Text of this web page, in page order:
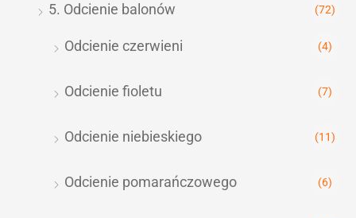
5. Odcienie balonów (72)
Odcienie czerwieni (4)
Odcienie fioletu (7)
Odcienie niebieskiego (11)
Odcienie pomarańczowego (6)